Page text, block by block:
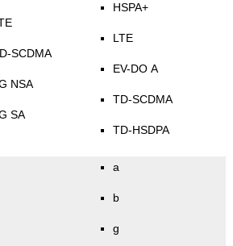
SCDMA
NSA
SA
HSPA+
LTE
EV-DO A
TD-SCDMA
TD-HSDPA
a
b
g